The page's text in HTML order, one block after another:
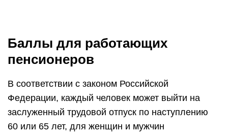
Баллы для работающих
пенсионеров
В соответствии с законом Российской
Федерации, каждый человек может выйти на
заслуженный трудовой отпуск по наступлению
60 или 65 лет, для женщин и мужчин